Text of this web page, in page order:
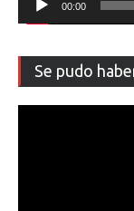
00:00
Se pudo